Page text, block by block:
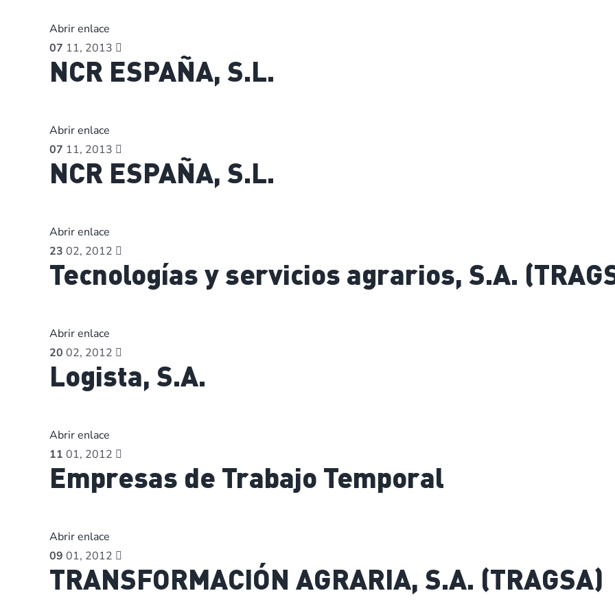
Abrir enlace
07 11, 2013
NCR ESPAÑA, S.L.
Abrir enlace
07 11, 2013
NCR ESPAÑA, S.L.
Abrir enlace
23 02, 2012
Tecnologías y servicios agrarios, S.A.
Abrir enlace
20 02, 2012
Logista, S.A.
Abrir enlace
11 01, 2012
Empresas de Trabajo Temporal
Abrir enlace
09 01, 2012
TRANSFORMACIÓN AGRARIA, S.A. (TRAGSA)